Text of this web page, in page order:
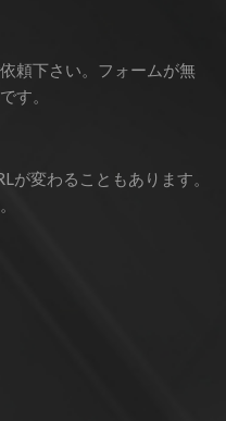
頼下さい。フォームが無
す。
が変わることもあります。